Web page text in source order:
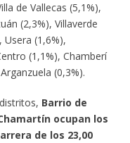
de Vallecas (5,1%),
(2,3%), Villaverde
Usera (1,6%),
(1,1%), Chamberí
(0,3%).
Barrio de
ocupan los
de los 23,00